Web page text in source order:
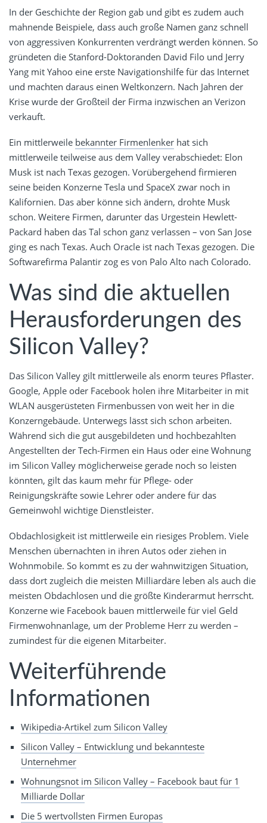
In der Geschichte der Region gab und gibt es zudem auch
mahnende Beispiele, dass auch große Namen ganz schnell
von aggressiven Konkurrenten verdrängt werden können. So
gründeten die Stanford-Doktoranden David Filo und Jerry
Yang mit Yahoo eine erste Navigationshilfe für das Internet
und machten daraus einen Weltkonzern. Nach Jahren der
Krise wurde der Großteil der Firma inzwischen an Verizon
verkauft.
Ein mittlerweile bekannter Firmenlenker hat sich
mittlerweile teilweise aus dem Valley verabschiedet: Elon
Musk ist nach Texas gezogen. Vorübergehend firmieren
seine beiden Konzerne Tesla und SpaceX zwar noch in
Kalifornien. Das aber könne sich ändern, drohte Musk
schon. Weitere Firmen, darunter das Urgestein Hewlett-
Packard haben das Tal schon ganz verlassen – von San Jose
ging es nach Texas. Auch Oracle ist nach Texas gezogen. Die
Softwarefirma Palantir zog es von Palo Alto nach Colorado.
Was sind die aktuellen
Herausforderungen des
Silicon Valley?
Das Silicon Valley gilt mittlerweile als enorm teures Pflaster.
Google, Apple oder Facebook holen ihre Mitarbeiter in mit
WLAN ausgerüsteten Firmenbussen von weit her in die
Konzerngebäude. Unterwegs lässt sich schon arbeiten.
Während sich die gut ausgebildeten und hochbezahlten
Angestellten der Tech-Firmen ein Haus oder eine Wohnung
im Silicon Valley möglicherweise gerade noch so leisten
könnten, gilt das kaum mehr für Pflege- oder
Reinigungskräfte sowie Lehrer oder andere für das
Gemeinwohl wichtige Dienstleister.
Obdachlosigkeit ist mittlerweile ein riesiges Problem. Viele
Menschen übernachten in ihren Autos oder ziehen in
Wohnmobile. So kommt es zu der wahnwitzigen Situation,
dass dort zugleich die meisten Milliardäre leben als auch die
meisten Obdachlosen und die größte Kinderarmut herrscht.
Konzerne wie Facebook bauen mittlerweile für viel Geld
Firmenwohnanlage, um der Probleme Herr zu werden –
zumindest für die eigenen Mitarbeiter.
Weiterführende
Informationen
Wikipedia-Artikel zum Silicon Valley
Silicon Valley – Entwicklung und bekannteste
Unternehmer
Wohnungsnot im Silicon Valley – Facebook baut für 1
Milliarde Dollar
Die 5 wertvollsten Firmen Europas